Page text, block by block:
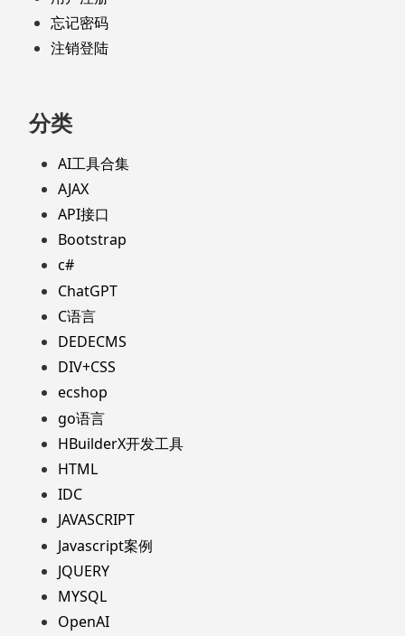
忘记密码
注销登陆
分类
AI工具合集
AJAX
API接口
Bootstrap
c#
ChatGPT
C语言
DEDECMS
DIV+CSS
ecshop
go语言
HBuilderX开发工具
HTML
IDC
JAVASCRIPT
Javascript案例
JQUERY
MYSQL
OpenAI